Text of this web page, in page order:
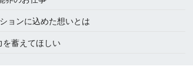
ョンに込めた想いとは
を蓄えてほしい